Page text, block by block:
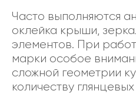
Часто выполняются
оклейка крыши,
элементов. При
марки особое
сложной геометрии
количеству